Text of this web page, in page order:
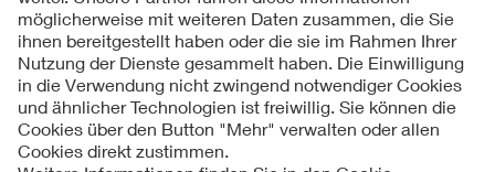
Kontakte
Service
Impressum